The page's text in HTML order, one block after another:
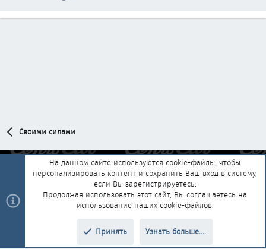
Своими силами
Обратная связь
Условия и правила
Политика конфиденциальности
Помощь Главная
R
add-ons by ThemeHouse Перевод от Jumuro®
На данном сайте используются cookie-файлы, чтобы
персонализировать контент и сохранить Ваш вход в систему,
если Вы зарегистрируетесь.
Продолжая использовать этот сайт, Вы соглашаетесь на
использование наших cookie-файлов.
Принять Узнать больше....